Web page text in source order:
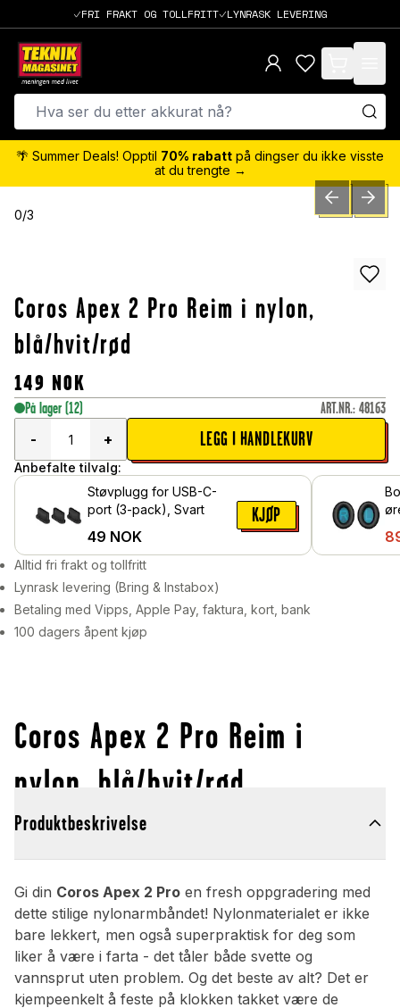
FRI FRAKT OG TOLLFRITT LYNRASK LEVERING
items in cart,
🌴 Summer Deals! Opptil 70% rabatt på dingser du ikke visste
at du trengte →
0/3 PREVIOUSNEXT
Coros Apex 2 Pro Reim i nylon,
blå/hvit/rød
149 NOK
På lager (12) ART.NR.: 48163
-
+ LEGG I HANDLEKURV
Anbefalte tilvalg:
Støvplugg for USB-C-
port (3-pack), Svart
49 NOK
KJØP
Alltid fri frakt og tollfritt
Lynrask levering (Bring & Instabox)
Betaling med Vipps, Apple Pay, faktura, kort, bank
100 dagers åpent kjøp
Coros Apex 2 Pro Reim i
nylon, blå/hvit/rød
Produktbeskrivelse
Gi din Coros Apex 2 Pro en fresh oppgradering med
dette stilige nylonarmbåndet! Nylonmaterialet er ikke
bare lekkert, men også superpraktisk for deg som
liker å være i farta - det tåler både svette og
vannsprut uten problem. Og det beste av alt? Det er
kjempeenkelt å feste på klokken takket være de